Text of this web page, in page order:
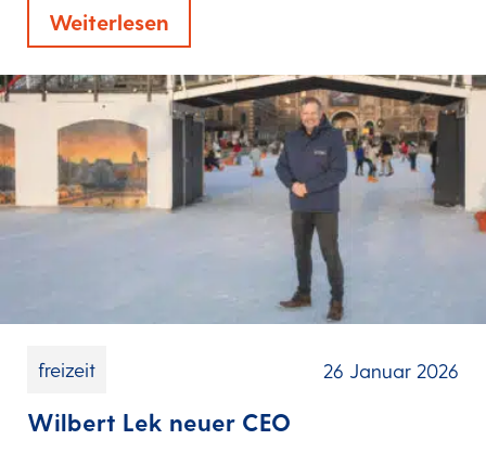
Weiterlesen
freizeit 26 Januar 2026
Wilbert Lek neuer CEO